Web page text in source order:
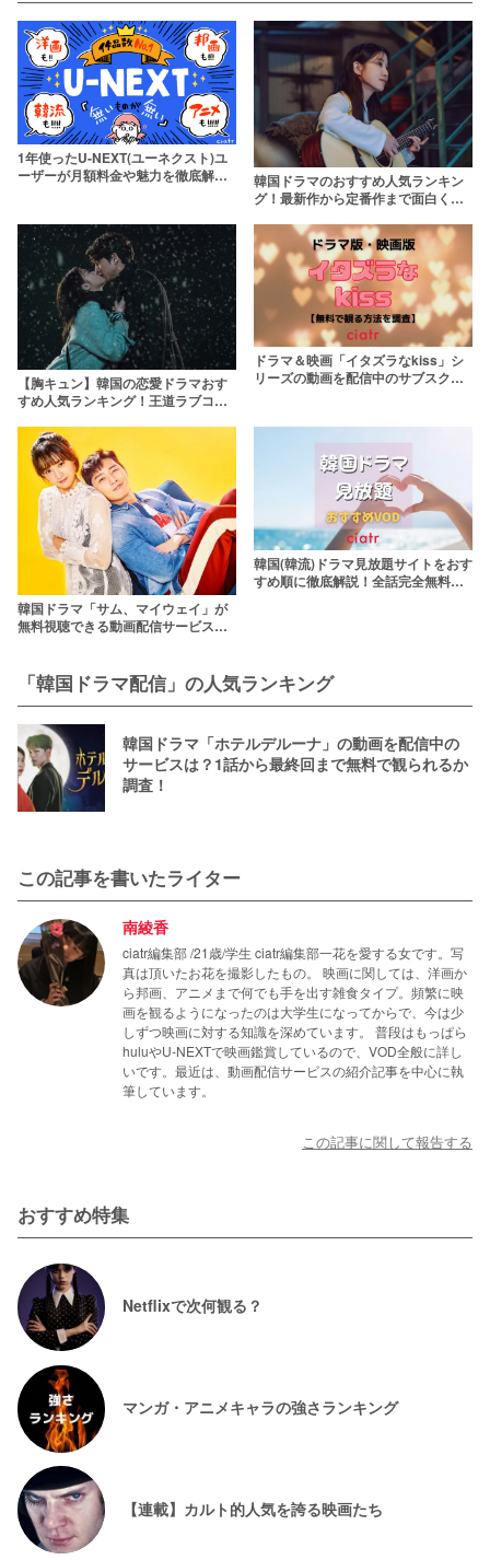
1年使ったU-NEXT(ユーネクスト)ユ
ーザーが月額料金や魅力を徹底解
韓国ドラマのおすすめ人気ランキン
グ！最新作から定番作まで面白くて
【胸キュン】韓国の恋愛ドラマおす
すめ人気ランキング！王道ラブコメ
ドラマ＆映画「イタズラなkiss」シ
リーズの動画を配信中のサブスクは
韓国ドラマ「サム、マイウェイ」が
無料視聴できる動画配信サービス
韓国(韓流)ドラマ見放題サイトをおす
すめ順に徹底解説！全話完全無料で
「韓国ドラマ配信」の人気ランキング
韓国ドラマ「ホテルデルーナ」の動画を配信中の
サービスは？1話から最終回まで無料で観られるか
調査！
この記事を書いたライター
南綾香
ciatr編集部 /21歳/学生 ciatr編集部一花を愛する女です。写
真は頂いたお花を撮影したもの。 映画に関しては、洋画か
ら邦画、アニメまで何でも手を出す雑食タイプ。頻繁に映
画を観るようになったのは大学生になってからで、今は少
しずつ映画に対する知識を深めています。 普段はもっぱら
huluやU-NEXTで映画鑑賞しているので、VOD全般に詳し
いです。最近は、動画配信サービスの紹介記事を中心に執
筆しています。
この記事に関して報告する
おすすめ特集
Netflixで次何観る？
マンガ・アニメキャラの強さランキング
【連載】カルト的人気を誇る映画たち